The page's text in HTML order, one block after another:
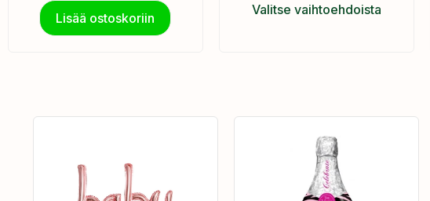
Lisää ostoskoriin
Valitse vaihtoehdoista